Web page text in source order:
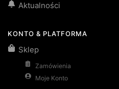
Aktualności
KONTO & PLATFORMA
Sklep
Zamówienia
Moje Konto